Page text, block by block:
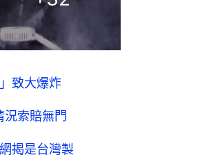
致大爆炸
索賠無門
揭是台灣製